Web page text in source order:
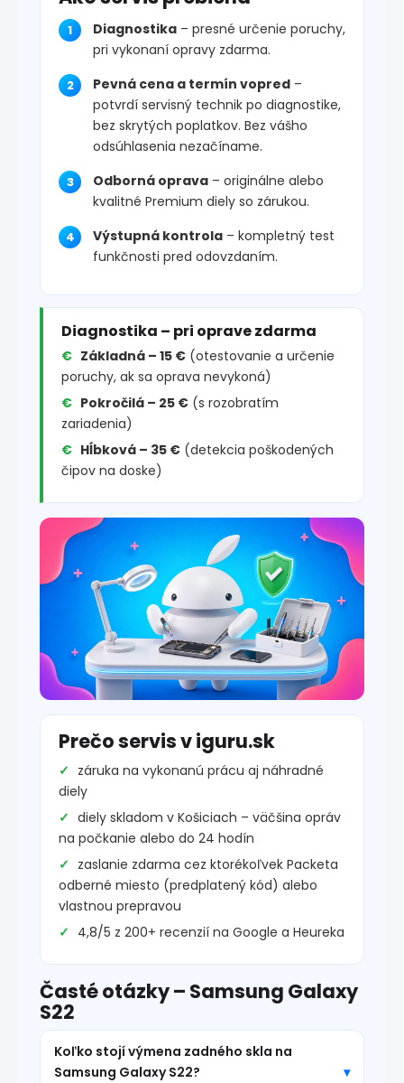
Diagnostika – presné určenie poruchy,
pri vykonaní opravy zdarma.
Pevná cena a termín vopred –
potvrdí servisný technik po diagnostike,
bez skrytých poplatkov. Bez vášho
odsúhlasenia nezačíname.
Odborná oprava – originálne alebo
kvalitné Premium diely so zárukou.
Výstupná kontrola – kompletný test
funkčnosti pred odovzdaním.
Diagnostika – pri oprave zdarma
Základná – 15 € (otestovanie a určenie
poruchy, ak sa oprava nevykoná)
Pokročilá – 25 € (s rozobratím
zariadenia)
Hĺbková – 35 € (detekcia poškodených
čipov na doske)
Prečo servis v iguru.sk
záruka na vykonanú prácu aj náhradné
diely
diely skladom v Košiciach – väčšina opráv
na počkanie alebo do 24 hodín
zaslanie zdarma cez ktorékoľvek Packeta
odberné miesto (predplatený kód) alebo
vlastnou prepravou
4,8/5 z 200+ recenzií na Google a Heureka
Časté otázky – Samsung Galaxy
S22
Koľko stojí výmena zadného skla na
Samsung Galaxy S22?